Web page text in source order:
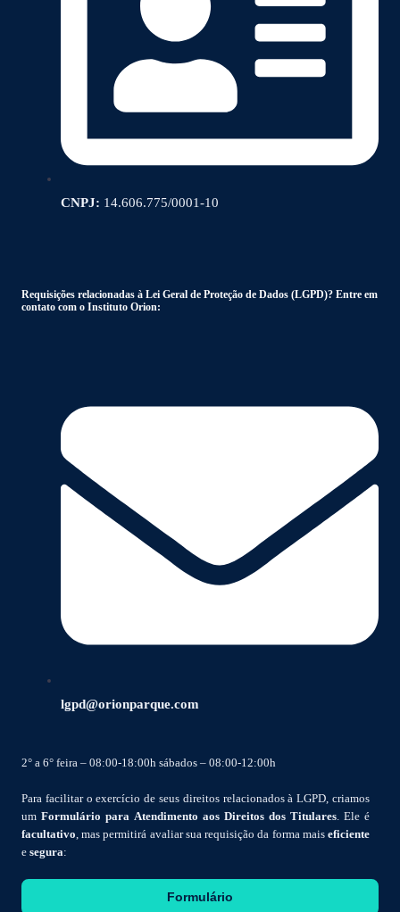
CNPJ: 14.606.775/0001-10
Requisições relacionadas à Lei Geral de Proteção de Dados (LGPD)? Entre em
contato com o Instituto Orion:
lgpd@orionparque.com
2° a 6° feira – 08:00-18:00h sábados – 08:00-12:00h
Para facilitar o exercício de seus direitos relacionados à LGPD, criamos
um Formulário para Atendimento aos Direitos dos Titulares. Ele é
facultativo, mas permitirá avaliar sua requisição da forma mais eficiente
e segura:
Formulário